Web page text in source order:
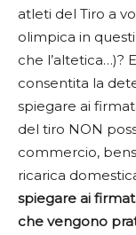
atleti del Tiro a
olimpica in
che l’altetica…)?
consentita la
spiegare ai
del tiro NON
commercio,
ricarica
spiegare ai
che vengono